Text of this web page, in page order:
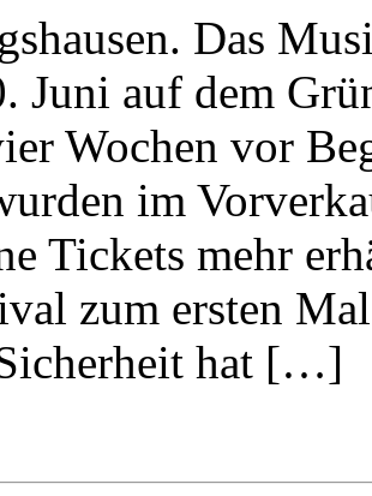
Das
Juni auf dem
Wochen vor
im
Tickets mehr
zum ersten
hat […]